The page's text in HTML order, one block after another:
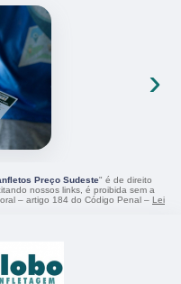
›
Preço Sudeste" é de direito
nossos links, é proibida sem a
– artigo 184 do Código Penal – Lei